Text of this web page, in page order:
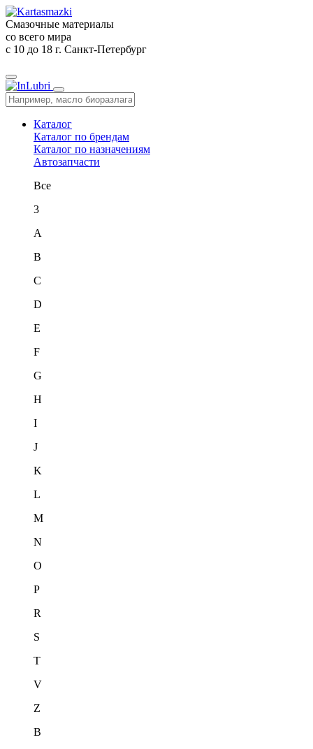
Смазочные материалы
со всего мира
c 10 до 18 г. Санкт-Петербург
Каталог
Каталог по брендам
Каталог по назначениям
Автозапчасти
Все
3
A
B
C
D
E
F
G
H
I
J
K
L
M
N
O
P
R
S
T
V
Z
В